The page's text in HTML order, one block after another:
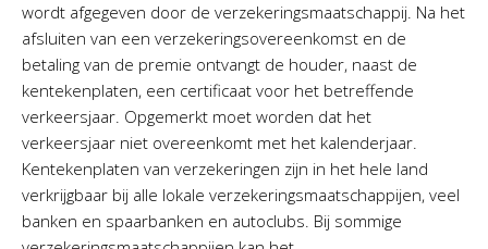
wordt afgegeven door de verzekeringsmaatschappij. Na het
afsluiten van een verzekeringsovereenkomst en de
betaling van de premie ontvangt de houder, naast de
kentekenplaten, een certificaat voor het betreffende
verkeersjaar. Opgemerkt moet worden dat het
verkeersjaar niet overeenkomt met het kalenderjaar.
Kentekenplaten van verzekeringen zijn in het hele land
verkrijgbaar bij alle lokale verzekeringsmaatschappijen, veel
banken en spaarbanken en autoclubs. Bij sommige